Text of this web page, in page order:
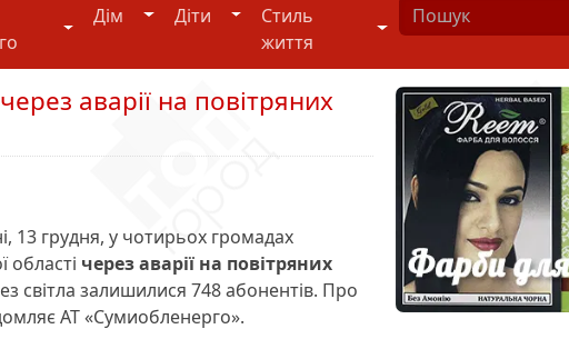
Для нього
Дім Дім Діти ДітиСтиль
життя
Стиль життя
аварії на повітряних
13 грудня, у чотирьох громадах
області через аварії на повітряних
світла залишилися 748 абонентів. Про
АТ «Сумиобленерго».